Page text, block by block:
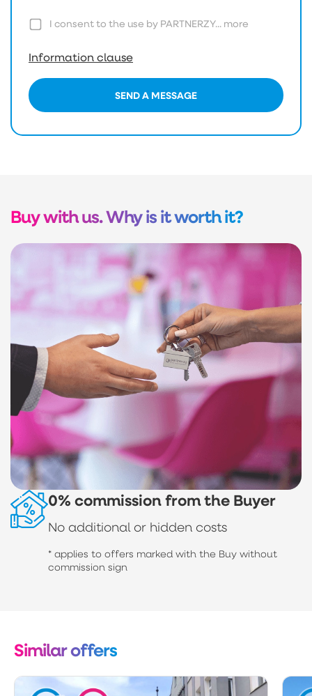
I consent to the use by PARTNERZY... more
Information clause
SEND A MESSAGE
Buy with us. Why is it worth it?
0% commission from the Buyer
No additional or hidden costs
* applies to offers marked with the Buy without
commission sign
Similar offers